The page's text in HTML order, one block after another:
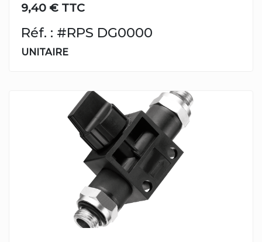
9,40 € TTC
Réf. : #RPS DG0000
UNITAIRE